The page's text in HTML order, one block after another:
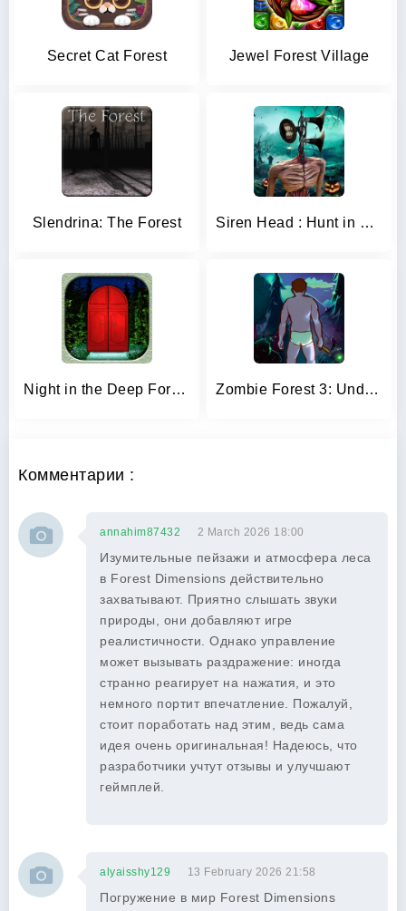
Secret Cat Forest Jewel Forest Village
Slendrina: The Forest Siren Head : Hunt in Forest
Night in the Deep Forest Zombie Forest 3: Underground
Комментарии :
annahim87432 2 March 2026 18:00
Изумительные пейзажи и атмосфера леса
в Forest Dimensions действительно
захватывают. Приятно слышать звуки
природы, они добавляют игре
реалистичности. Однако управление
может вызывать раздражение: иногда
странно реагирует на нажатия, и это
немного портит впечатление. Пожалуй,
стоит поработать над этим, ведь сама
идея очень оригинальная! Надеюсь, что
разработчики учтут отзывы и улучшают
геймплей.
alyaisshy129 13 February 2026 21:58
Погружение в мир Forest Dimensions